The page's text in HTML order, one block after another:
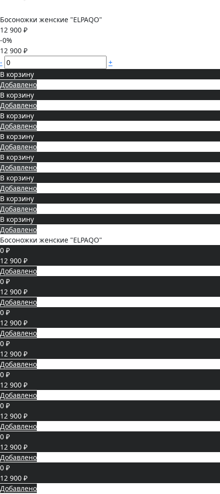
Босоножки женские "ELPAQO"
12 900 ₽
-0%
12 900 ₽
-
+
В корзину
Добавлено
В корзину
Добавлено
В корзину
Добавлено
В корзину
Добавлено
В корзину
Добавлено
В корзину
Добавлено
В корзину
Добавлено
В корзину
Добавлено
Босоножки женские "ELPAQO"
0 ₽
12 900 ₽
Добавлено
0 ₽
12 900 ₽
Добавлено
0 ₽
12 900 ₽
Добавлено
0 ₽
12 900 ₽
Добавлено
0 ₽
12 900 ₽
Добавлено
0 ₽
12 900 ₽
Добавлено
0 ₽
12 900 ₽
Добавлено
0 ₽
12 900 ₽
Добавлено